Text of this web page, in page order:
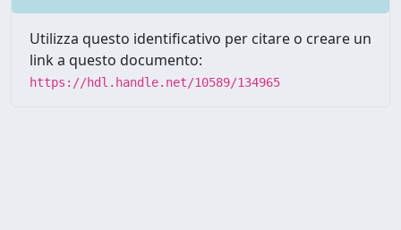
Utilizza questo identificativo per citare o creare un
link a questo documento:
https://hdl.handle.net/10589/134965